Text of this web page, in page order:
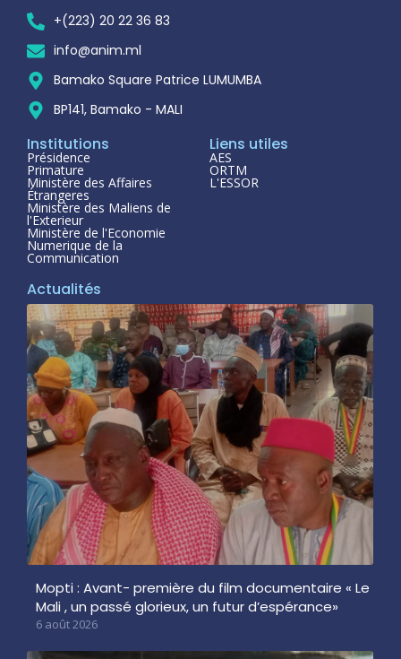
+(223) 20 22 36 83
info@anim.ml
Bamako Square Patrice LUMUMBA
BP141, Bamako - MALI
Institutions
Présidence
Primature
Ministère des Affaires
Étrangeres
Ministère des Maliens de
l'Exterieur
Ministère de l'Economie
Numerique de la
Communication
Liens utiles
AES
ORTM
L'ESSOR
Actualités
Mopti : Avant- première du film documentaire « Le
Mali , un passé glorieux, un futur d’espérance»
6 août 2026